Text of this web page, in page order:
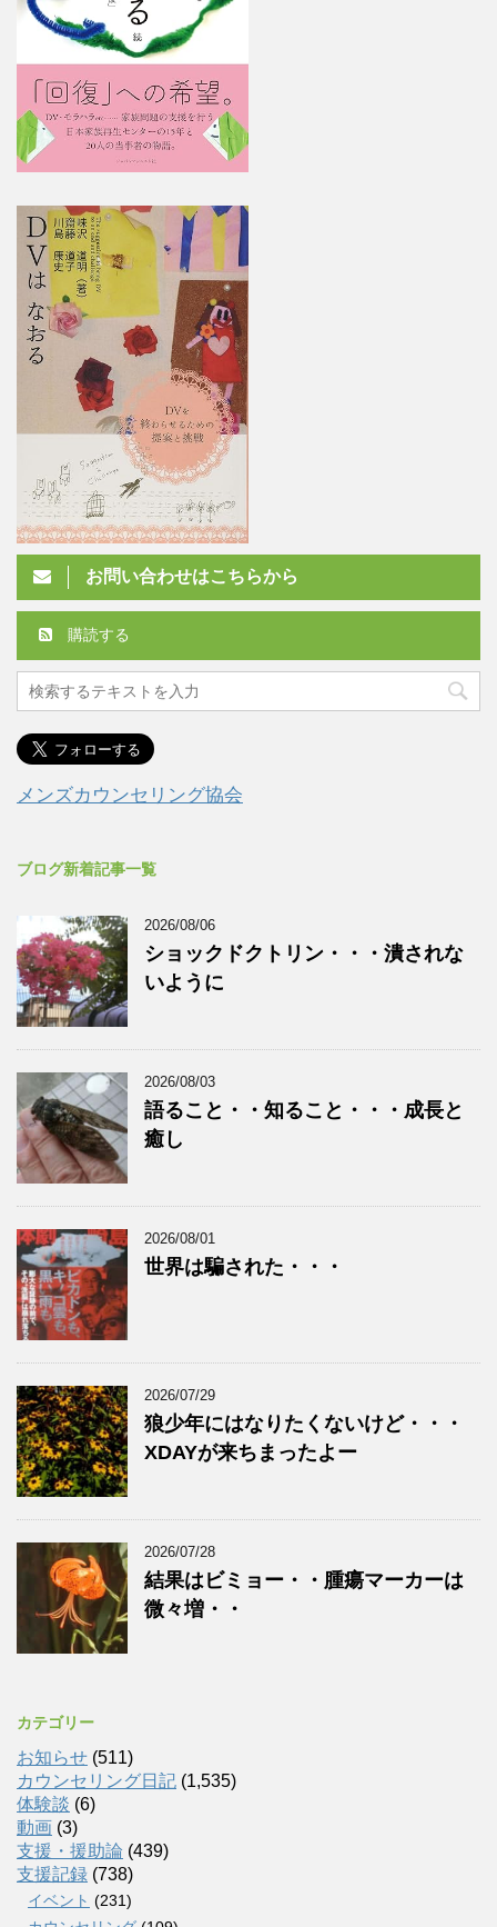
お問い合わせはこちらから
購読する
メンズカウンセリング協会
ブログ新着記事一覧
2026/08/06
ショックドクトリン・・・潰されな
いように
2026/08/03
語ること・・知ること・・・成長と
癒し
2026/08/01
世界は騙された・・・
2026/07/29
狼少年にはなりたくないけど・・・
XDAYが来ちまったよー
2026/07/28
結果はビミョー・・腫瘍マーカーは
微々増・・
カテゴリー
お知らせ (511)
カウンセリング日記 (1,535)
体験談 (6)
動画 (3)
支援・援助論 (439)
支援記録 (738)
イベント (231)